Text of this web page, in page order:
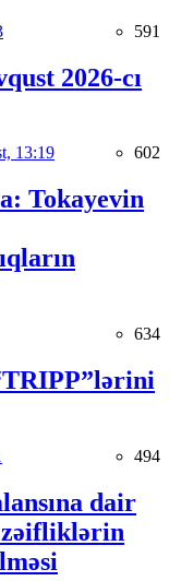
591
2026-cı
13:19 602
Tokayevin
634
494
dair